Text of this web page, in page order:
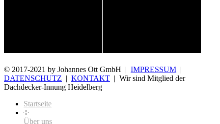
© 2017-2021 by Johannes Ott GmbH | IMPRESSUM |
DATENSCHUTZ | KONTAKT | Wir sind Mitglied der
Dachdecker-Innung Heidelberg
Startseite
Über uns